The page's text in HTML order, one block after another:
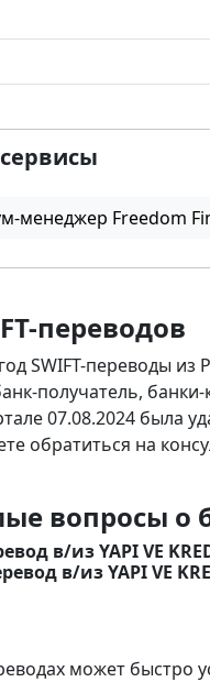
менеджер Freedom
переводов
SWIFT-переводы
получатель,
07.08.2024 была
обратиться на
вопросы о
в/из YAPI VE
в/из YAPI VE
может быстро